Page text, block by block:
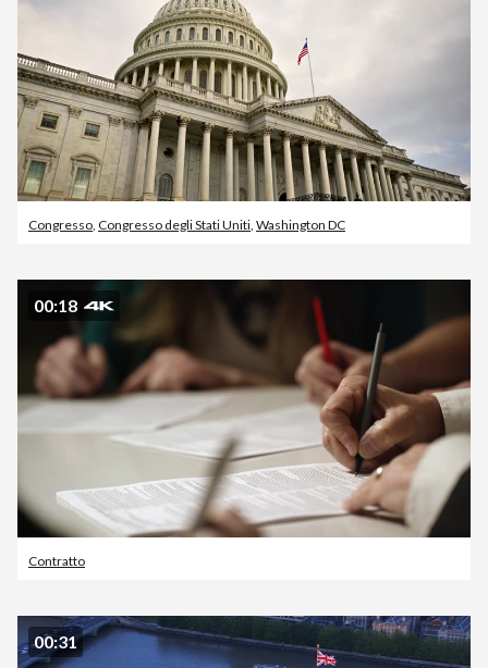
Congresso Congresso degli Stati Uniti Washington DC
00:18
Contratto
00:31